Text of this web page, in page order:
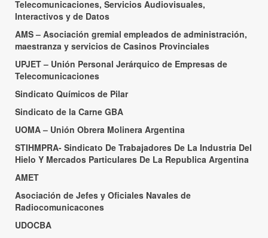
Telecomunicaciones, Servicios Audiovisuales,
Interactivos y de Datos
AMS – Asociación gremial empleados de administración,
maestranza y servicios de Casinos Provinciales
UPJET – Unión Personal Jerárquico de Empresas de
Telecomunicaciones
Sindicato Químicos de Pilar
Sindicato de la Carne GBA
UOMA – Unión Obrera Molinera Argentina
STIHMPRA- Sindicato De Trabajadores De La Industria Del
Hielo Y Mercados Particulares De La Republica Argentina
AMET
Asociación de Jefes y Oficiales Navales de
Radiocomunicacones
UDOCBA